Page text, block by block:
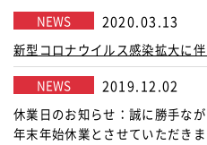
NEWS 2020.03.13
新型コロナウイルス感染拡大に
NEWS
2019.12.02
休業日のお知らせ：誠に勝手な
年末年始休業とさせていただきま